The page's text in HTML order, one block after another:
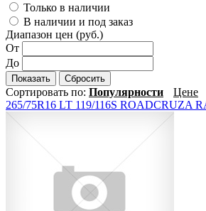
Только в наличии
В наличии и под заказ
Диапазон цен (руб.)
От
До
Показать Сбросить
Сортировать по: Популярности
Цене
265/75R16 LT 119/116S ROADCRUZA